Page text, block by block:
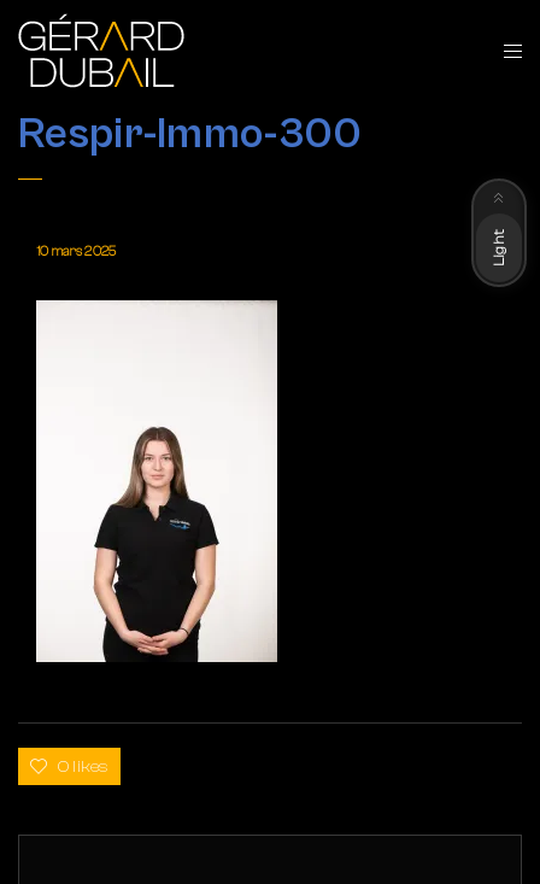
Respir-Immo-300
10 mars 2025
0 likes
Light
Dark